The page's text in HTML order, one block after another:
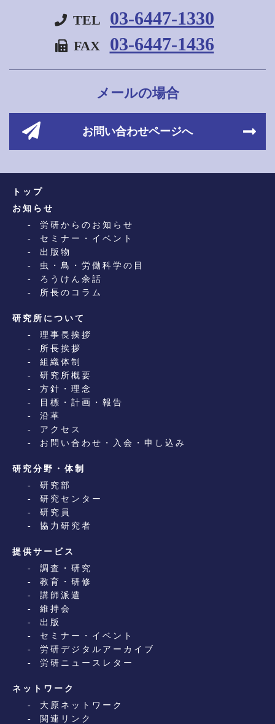
TEL
03-6447-1330
FAX 03-6447-1436
メールの場合
お問い合わせページへ
トップ
お知らせ
労研からのお知らせ
セミナー・イベント
出版物
虫・鳥・労働科学の目
ろうけん余話
所長のコラム
研究所について
理事長挨拶
所長挨拶
組織体制
研究所概要
方針・理念
目標・計画・報告
沿革
アクセス
お問い合わせ・入会・申し込み
研究分野・体制
研究部
研究センター
研究員
協力研究者
提供サービス
調査・研究
教育・研修
講師派遣
維持会
出版
セミナー・イベント
労研デジタルアーカイブ
労研ニュースレター
ネットワーク
大原ネットワーク
関連リンク